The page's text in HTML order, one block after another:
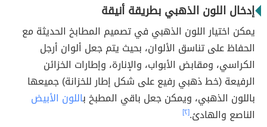
إدخال اللون الذهبي بطريقة أنيقة
يمكن اختيار اللون الذهبي في تصميم المطابخ الحديثة مع
الحفاظ على تناسق الألوان، بحيث يتم جعل ألوان أرجل
الكراسي، ومقابض الأبواب، والإنارة، وإطارات الخزائن
الرفيعة (خط ذهبي رفيع على شكل إطار للخزانة) جميعها
باللون الذهبي، ويمكن جعل باقي المطبخ باللون الأبيض
الناصع والهادئ.[٢]